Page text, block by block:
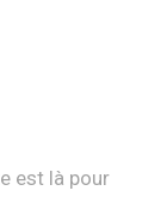
est là pour